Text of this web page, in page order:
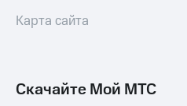
Карта сайта
Скачайте Мой МТС